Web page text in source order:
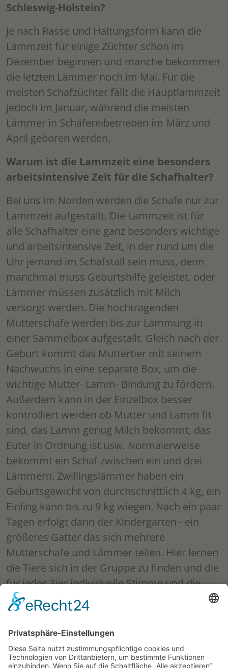
Schleswig-Holstein?
Je nach Rasse und Haltungsform kann die
Lammzeit für einige Züchter schon im
Dezember beginnen und manche bekommen
die letzten Lämmer noch im Mai. Für die
meisten Schafzüchter fällt die Hauptlammzeit
jedoch im Januar, während die meisten
Lämmer in Schäfereibetrieben im März und
April geboren werden.
Warum ist die Lammzeit eine besonders
arbeitsintensive Zeit für die Schafhalter?
Bei uns im Norden werden die Schafe nur zur
Lammzeit aufgestallt. Die Lammzeit ist für
alle Schafhalter eine ganz besonders wichtige
und arbeitsintensive Zeit, in der rund um die
Uhr jemand im Schafstall sein muss, denn
manchmal muss Geburtshilfe geleistet, oder
Lämmer müssen zusätzlich mit Milch
versorgt werden. Die hochtragenden
Mutterschafe werden bis zur Lammung in
einer Sammelbox aufgestallt. Gleich nach der
Geburt kommt das Muttertier mit seinem
Nachwuchs in eine separate Box, um die
wichtige Mutter- Lamm- Bindung zu fördern.
Außerdem kann in der Einzelbox besser
kontrolliert werden ob Mutter und Lamm fit
sind, das Lamm genug Milch bekommt, das
Euter in Ordnung ist usw. Normalerweise
bekommt ein Schaf zwischen ein und drei
Lämmern. Zwillingslämmer haben ein
Geburtsgewicht von durchschnittlich 4 kg, ein
Einling kann bis zu 9 kg wiegen. Nach ein paar
Tagen erfolgt dann der Kindergarten - ein
größeres Gatter das sich mehrere
Mutterschafe und Lämmer teilen. Hier lernen
die Tiere sich in der Gruppe zu finden und die
für jedes Tier individuelle Stimme und die
unterschiedlichen Gerüche zu unterscheiden.